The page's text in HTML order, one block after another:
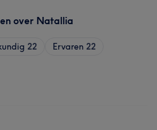
over Natallia
22 Ervaren 22